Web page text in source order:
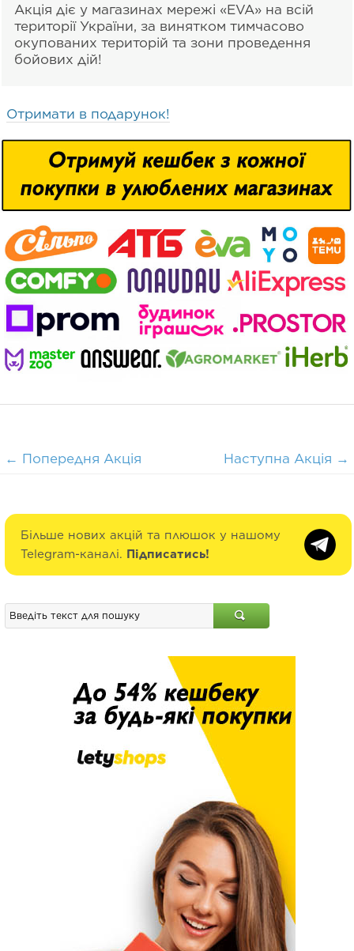
Акція діє у магазинах мережі «EVA» на всій
території України, за винятком тимчасово
окупованих територій та зони проведення
бойових дій!
Отримати в подарунок!
← Попередня Акція Наступна Акція →
Більше нових акцій та плюшок у нашому
Telegram-каналі. Підписатись!